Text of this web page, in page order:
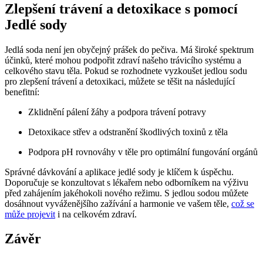
Zlepšení trávení a detoxikace s pomocí
Jedlé sody
Jedlá soda není jen obyčejný prášek do pečiva. Má široké spektrum
účinků, které mohou podpořit zdraví našeho trávicího systému a
celkového stavu těla. Pokud se rozhodnete vyzkoušet jedlou sodu
pro zlepšení trávení a detoxikaci, můžete se těšit na následující
benefitní:
Zklidnění pálení žáhy a podpora trávení potravy
Detoxikace střev a odstranění škodlivých toxinů z těla
Podpora pH rovnováhy v těle pro optimální fungování orgánů
Správné dávkování a aplikace jedlé sody je klíčem k úspěchu.
Doporučuje se konzultovat s lékařem nebo odborníkem na výživu
před zahájením jakéhokoli nového režimu. S jedlou sodou můžete
dosáhnout vyváženějšího zažívání a harmonie ve vašem těle, což se
může projevit i na celkovém zdraví.
Závěr